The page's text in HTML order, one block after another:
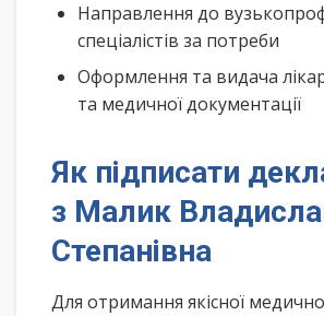
Направлення до
спеціалістів за потреби
Оформлення та видача
та медичної документації
Як підписати
з Малик
Степанівна
Для отримання якісної